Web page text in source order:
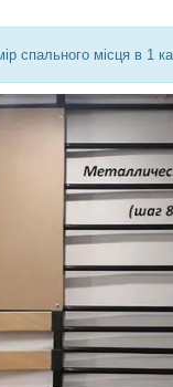
спального місця в 1